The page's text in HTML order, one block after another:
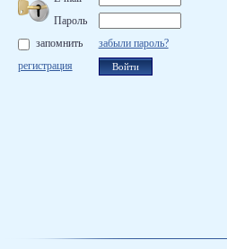
Пароль
забыли пароль?
запомнить
регистрация